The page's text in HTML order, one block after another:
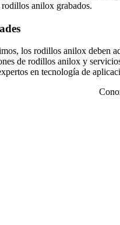
anilox grabados.
los rodillos anilox deben
de rodillos anilox y
en tecnología de